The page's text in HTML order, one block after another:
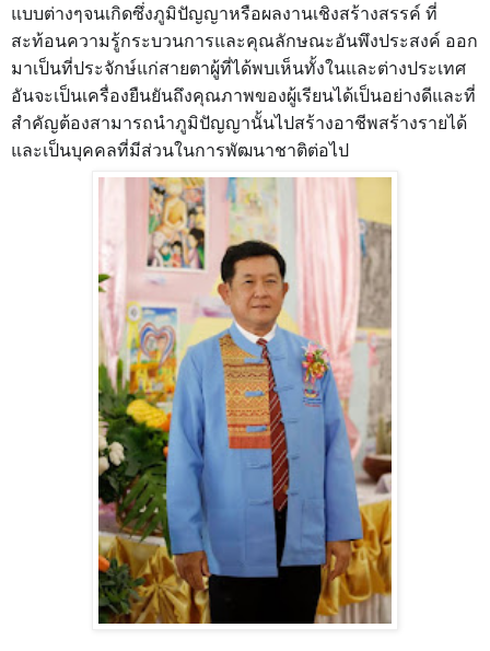
แบบต่างๆจนเกิดซึ่งภูมิปัญญาหรือผลงานเชิงสร้างสรรค์ ที่
สะท้อนความรู้กระบวนการและคุณลักษณะอันพึงประสงค์ ออก
มาเป็นที่ประจักษ์แก่สายตาผู้ที่ได้พบเห็นทั้งในและต่างประเทศ
อันจะเป็นเครื่องยืนยันถึงคุณภาพของผู้เรียนได้เป็นอย่างดีและที่
สำคัญต้องสามารถนำภูมิปัญญานั้นไปสร้างอาชีพสร้างรายได้
และเป็นบุคคลที่มีส่วนในการพัฒนาชาติต่อไป